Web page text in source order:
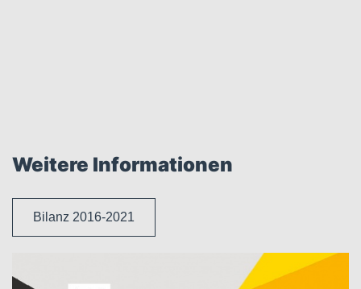
Weitere Informationen
Bilanz 2016-2021